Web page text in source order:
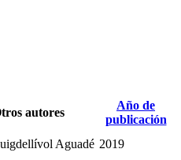
autores
Año de
publicación
Aguadé 2019